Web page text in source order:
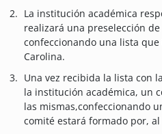
La institución académica
realizará una preselección
confeccionando una lista
Carolina.
Una vez recibida la lista con
la institución académica, un
las mismas,confeccionando
comité estará formado por, al